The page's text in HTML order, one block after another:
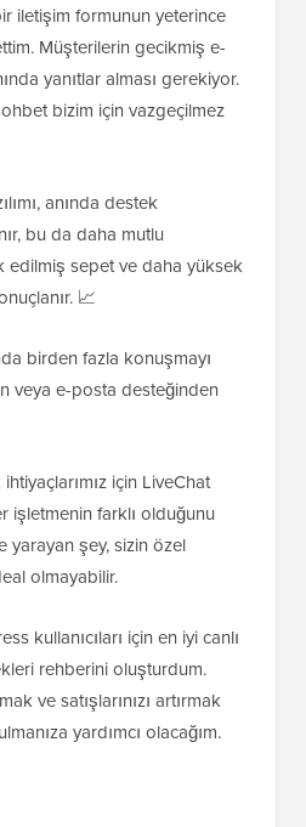
iletişim formunun yeterince
Müşterilerin gecikmiş e-
yanıtlar alması gerekiyor.
bizim için vazgeçilmez
anında destek
bu da daha mutlu
edilmiş sepet ve daha yüksek
📈
birden fazla konuşmayı
veya e-posta desteğinden
için LiveChat
işletmenin farklı olduğunu
yarayan şey, sizin özel
olmayabilir.
kullanıcıları için en iyi canlı
rehberini oluşturdum.
ve satışlarınızı artırmak
yardımcı olacağım.